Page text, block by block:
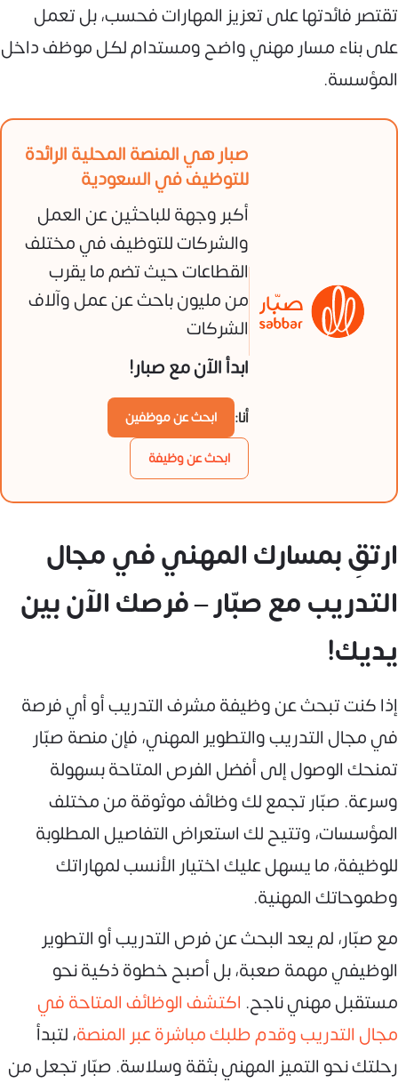
تقتصر فائدتها على تعزيز المهارات فحسب، بل تعمل
على بناء مسار مهني واضح ومستدام لكل موظف داخل
المؤسسة.
صبار هي المنصة المحلية الرائدة
للتوظيف في السعودية
أكبر وجهة للباحثين عن العمل
والشركات للتوظيف في مختلف
القطاعات حيث تضم ما يقرب
من مليون باحث عن عمل وآلاف
الشركات
ابدأ الآن مع صبار!
أنا:
ابحث عن موظفين
ابحث عن وظيفة
ارتقِ بمسارك المهني في مجال
التدريب مع صبّار – فرصك الآن بين
يديك!
إذا كنت تبحث عن وظيفة مشرف التدريب أو أي فرصة
في مجال التدريب والتطوير المهني، فإن منصة صبّار
تمنحك الوصول إلى أفضل الفرص المتاحة بسهولة
وسرعة. صبّار تجمع لك وظائف موثوقة من مختلف
المؤسسات، وتتيح لك استعراض التفاصيل المطلوبة
للوظيفة، ما يسهل عليك اختيار الأنسب لمهاراتك
وطموحاتك المهنية.
مع صبّار، لم يعد البحث عن فرص التدريب أو التطوير
الوظيفي مهمة صعبة، بل أصبح خطوة ذكية نحو
مستقبل مهني ناجح. اكتشف الوظائف المتاحة في
مجال التدريب وقدم طلبك مباشرة عبر المنصة، لتبدأ
رحلتك نحو التميز المهني بثقة وسلاسة. صبّار تجعل من